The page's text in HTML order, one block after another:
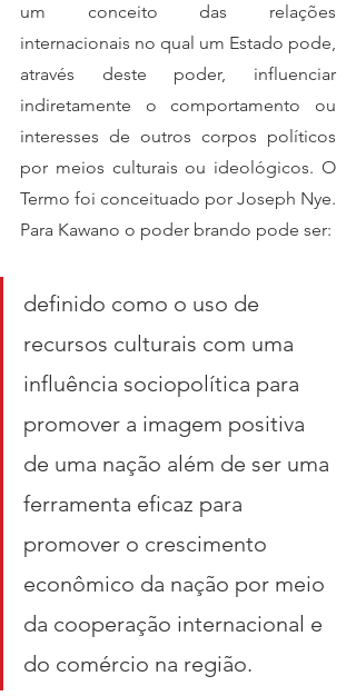
um conceito das relações
internacionais no qual um Estado pode,
através deste poder, influenciar
indiretamente o comportamento ou
interesses de outros corpos políticos
por meios culturais ou ideológicos. O
Termo foi conceituado por Joseph Nye.
Para Kawano o poder brando pode ser:
definido como o uso de
recursos culturais com uma
influência sociopolítica para
promover a imagem positiva
de uma nação além de ser uma
ferramenta eficaz para
promover o crescimento
econômico da nação por meio
da cooperação internacional e
do comércio na região.